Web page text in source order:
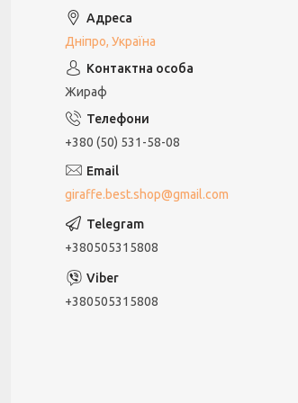
Дніпро, Україна
Жираф
+380 (50) 531-58-08
giraffe.best.shop@gmail.com
+380505315808
+380505315808